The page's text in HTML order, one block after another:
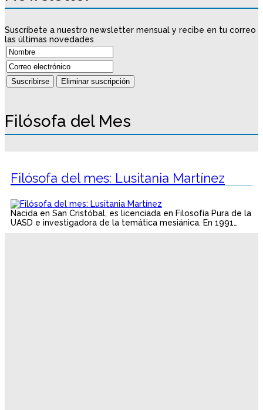
Suscríbete a nuestro newsletter mensual y recibe en tu correo
las últimas novedades
Filósofa del Mes
Filósofa del mes: Lusitania Martínez
Nacida en San Cristóbal, es licenciada en Filosofía Pura de la
UASD e investigadora de la temática mesiánica. En 1991…